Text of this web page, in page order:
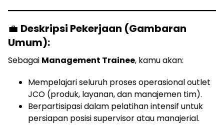
💼 Deskripsi Pekerjaan (Gambaran
Umum):
Sebagai Management Trainee, kamu akan:
Mempelajari seluruh proses operasional outlet
JCO (produk, layanan, dan manajemen tim).
Berpartisipasi dalam pelatihan intensif untuk
persiapan posisi supervisor atau manajerial.